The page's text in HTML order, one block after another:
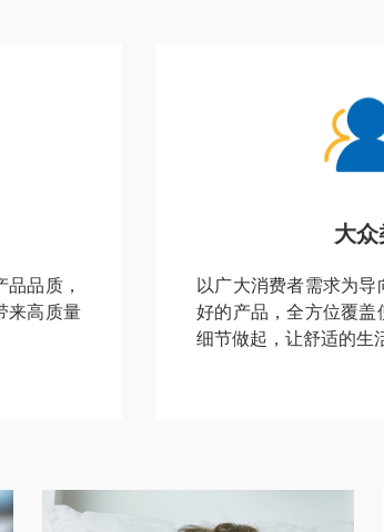
品质，
来高质量
大众
以广大消费者需求为
好的产品，全方位覆盖
细节做起，让舒适的生